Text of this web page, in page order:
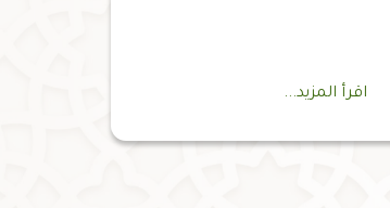
اقرأ المزيد...